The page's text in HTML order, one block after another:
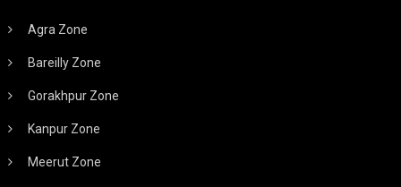
Agra Zone
Bareilly Zone
Gorakhpur Zone
Kanpur Zone
Meerut Zone